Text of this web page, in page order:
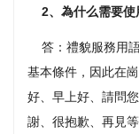
2、為什么需要使
答：禮貌服務用
基本條件，因此在
好、早上好、請問
謝、很抱歉、再見等